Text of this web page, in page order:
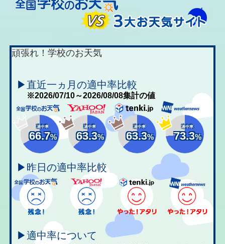
頑張れ！学校のお天気
▶直近一ヵ月の適中率比較
※2026/07/10～2026/08/08集計の値
適中率
66.7%
適中率
63.3%
適中率
63.3%
適中率
73.3%
▶昨日の適中率比較
▶適中率について